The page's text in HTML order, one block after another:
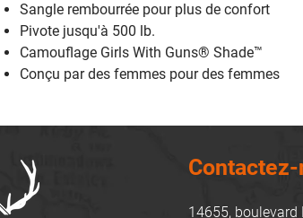
Sangle rembourrée pour plus de confort
Pivote jusqu'à 500 lb.
Camouflage Girls With Guns® Shade™
Conçu par des femmes pour des femmes
14655, boulevard